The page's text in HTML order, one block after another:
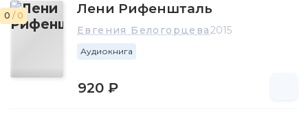
0 / 0 Лени Рифеншталь
Евгения Белогорцева2015
Аудиокнига
920 ₽